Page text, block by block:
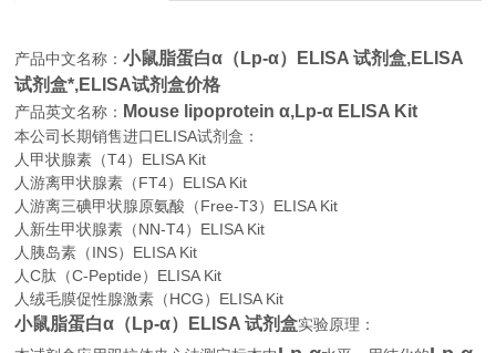
产品中文名称：小鼠脂蛋白α（Lp-α）ELISA 试剂盒,ELISA
试剂盒*,ELISA试剂盒价格
产品英文名称： Mouse lipoprotein α,Lp-α ELISA Kit
本公司长期销售进口ELISA试剂盒：
人甲状腺素（T4）ELISA Kit
人游离甲状腺素（FT4）ELISA Kit
人游离三碘甲状腺原氨酸（Free-T3）ELISA Kit
人新生甲状腺素（NN-T4）ELISA Kit
人胰岛素（INS）ELISA Kit
人C肽（C-Peptide）ELISA Kit
人绒毛膜促性腺激素（HCG）ELISA Kit
小鼠脂蛋白α（Lp-α）ELISA 试剂盒实验原理：